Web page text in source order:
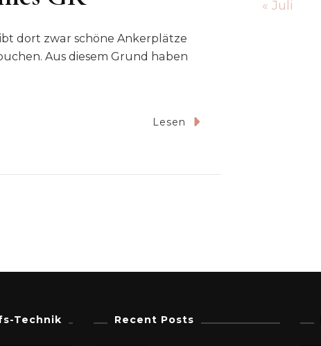
dort zwar schöne Ankerplätze
Aus diesem Grund haben
Lesen
« Juli
Technik Recent Posts